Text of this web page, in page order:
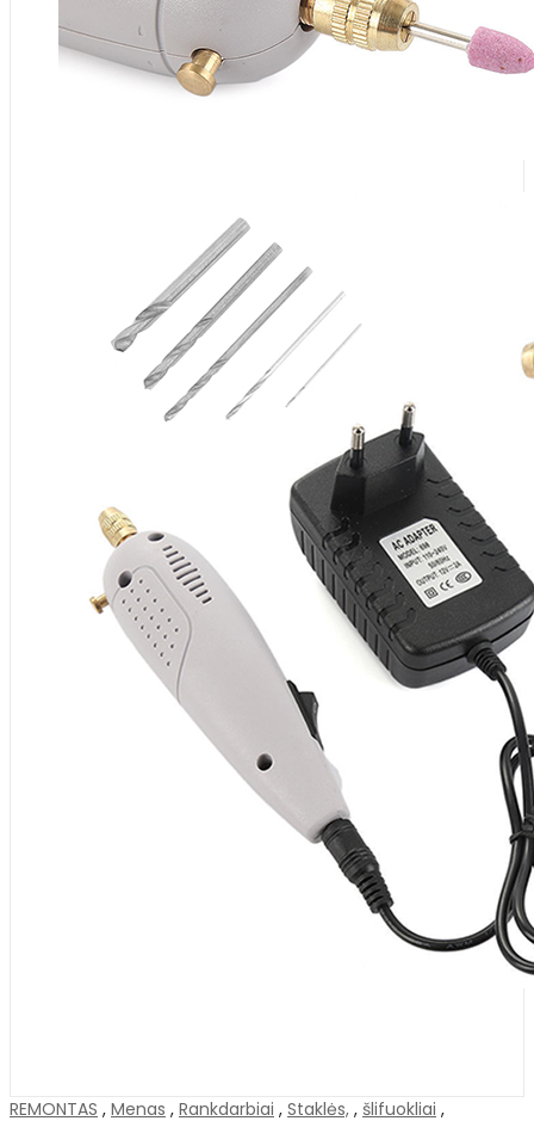
REMONTAS , Menas , Rankdarbiai , Staklės, , šlifuokliai ,